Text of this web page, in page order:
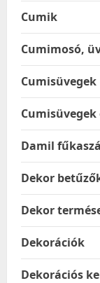
Cumik
Cumimosó,
Cumisüvegek
Damil
Dekor
Dekor
Dekorációk
Dekorációs